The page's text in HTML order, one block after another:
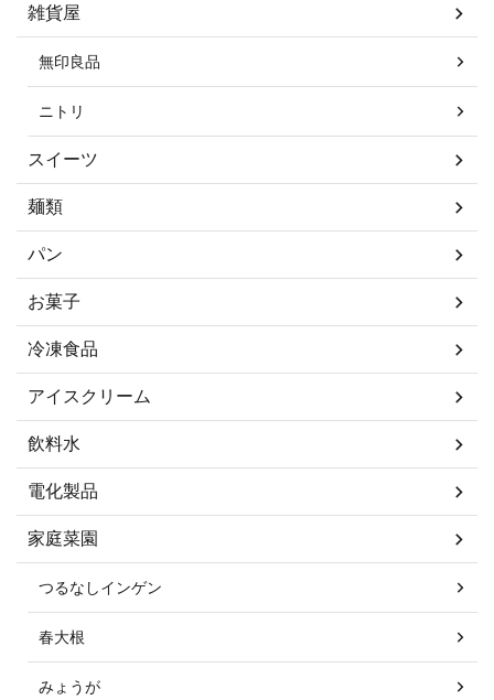
雑貨屋
無印良品
ニトリ
スイーツ
麺類
パン
お菓子
冷凍食品
アイスクリーム
飲料水
電化製品
家庭菜園
つるなしインゲン
春大根
みょうが